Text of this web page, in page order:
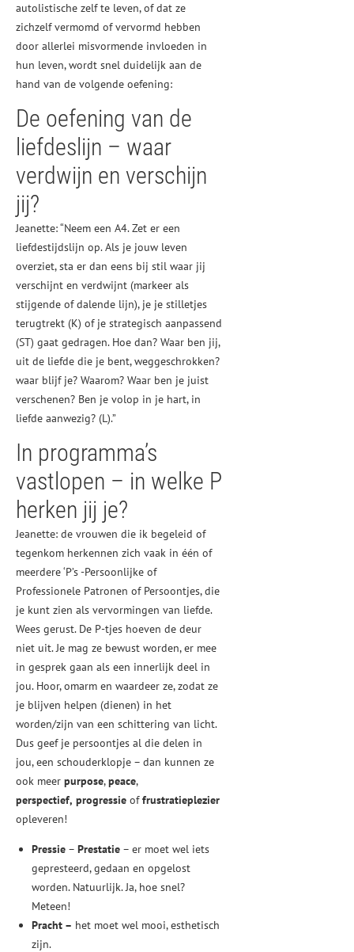
autolistische zelf te leven, of dat ze
zichzelf vermomd of vervormd hebben
door allerlei misvormende invloeden in
hun leven, wordt snel duidelijk aan de
hand van de volgende oefening:
De oefening van de
liefdeslijn – waar
verdwijn en verschijn
jij?
Jeanette: “Neem een A4. Zet er een
liefdestijdslijn op. Als je jouw leven
overziet, sta er dan eens bij stil waar jij
verschijnt en verdwijnt (markeer als
stijgende of dalende lijn), je je stilletjes
terugtrekt (K) of je strategisch aanpassend
(ST) gaat gedragen. Hoe dan? Waar ben jij,
uit de liefde die je bent, weggeschrokken?
waar blijf je? Waarom? Waar ben je juist
verschenen? Ben je volop in je hart, in
liefde aanwezig? (L).”
In programma’s
vastlopen – in welke P
herken jij je?
Jeanette: de vrouwen die ik begeleid of
tegenkom herkennen zich vaak in één of
meerdere ‘P’s -Persoonlijke of
Professionele Patronen of Persoontjes, die
je kunt zien als vervormingen van liefde.
Wees gerust. De P-tjes hoeven de deur
niet uit. Je mag ze bewust worden, er mee
in gesprek gaan als een innerlijk deel in
jou. Hoor, omarm en waardeer ze, zodat ze
je blijven helpen (dienen) in het
worden/zijn van een schittering van licht.
Dus geef je persoontjes al die delen in
jou, een schouderklopje – dan kunnen ze
ook meer purpose,peace,
perspectief, progressie offrustratieplezier
opleveren!
Pressie – Prestatie – er moet wel iets
gepresteerd, gedaan en opgelost
worden. Natuurlijk. Ja, hoe snel?
Meteen!
Pracht – het moet wel mooi, esthetisch
zijn.